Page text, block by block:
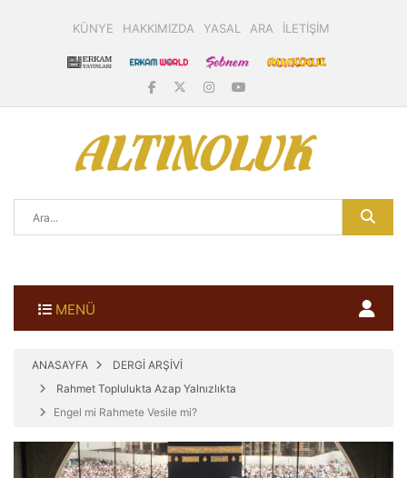
KÜNYE HAKKIMIZDA YASAL ARA İLETİŞİM
MENÜ
ANASAYFA
DERGİ ARŞİVİ
Rahmet Toplulukta Azap Yalnızlıkta
Engel mi Rahmete Vesile mi?